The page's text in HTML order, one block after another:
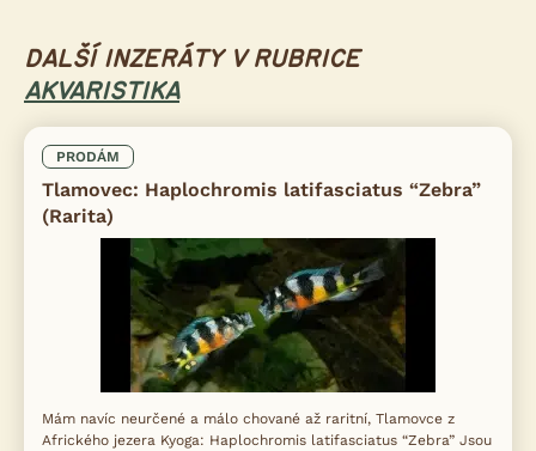
DALŠÍ INZERÁTY V RUBRICE
AKVARISTIKA
PRODÁM
Tlamovec: Haplochromis latifasciatus “Zebra”
(Rarita)
Mám navíc neurčené a málo chované až raritní, Tlamovce z
Afrického jezera Kyoga: Haplochromis latifasciatus “Zebra” Jsou